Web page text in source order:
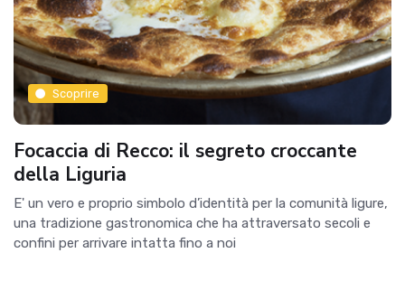
Scoprire
Focaccia di Recco: il segreto croccante
della Liguria
E' un vero e proprio simbolo d’identità per la comunità ligure,
una tradizione gastronomica che ha attraversato secoli e
confini per arrivare intatta fino a noi